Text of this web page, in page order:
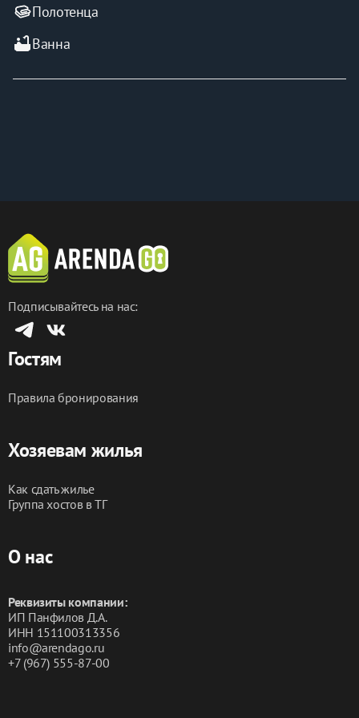
Полотенца
bathtubВанна
Подписывайтесь на нас:
Гостям
Правила бронирования
Хозяевам жилья
Как сдать жилье
Группа хостов в ТГ
О нас
Реквизиты компании:
ИП Панфилов Д.А.
ИНН 151100313356
info@arendago.ru
+7 (967) 555-87-00